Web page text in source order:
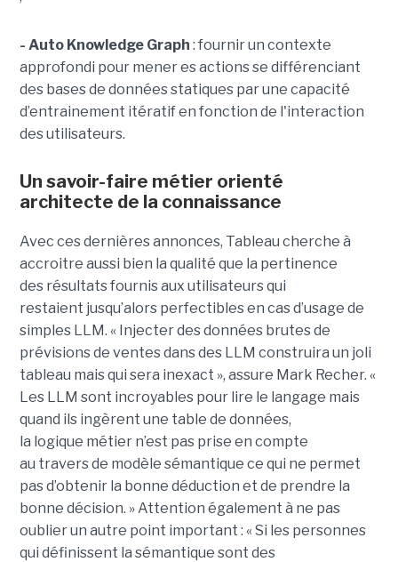
- Auto Knowledge Graph : fournir un contexte
approfondi pour mener es actions se différenciant
des bases de données statiques par une capacité
d’entrainement itératif en fonction de l'interaction
des utilisateurs.
Un savoir-faire métier orienté
architecte de la connaissance
Avec ces dernières annonces, Tableau cherche à
accroitre aussi bien la qualité que la pertinence
desrésultats fournis aux utilisateurs qui
restaient jusqu’alors perfectiblesen cas d’usage de
simples LLM. « Injecterdes données brutes de
prévisions de ventes dans des LLM construira un joli
tableau mais qui sera inexact », assure Mark Recher. «
Les LLM sont incroyables pour lire le langage mais
quand ils ingèrent une table de données,
la logique métier n’est pas prise en compte
au travers de modèle sémantique ce qui ne permet
pas d’obtenir la bonne déduction et de prendre la
bonne décision. »Attention également à ne pas
oublier un autre point important : « Si les personnes
qui définissent la sémantique sont des